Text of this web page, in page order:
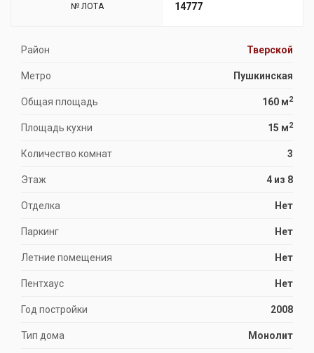
№ ЛОТА 14777
Район Тверской
Метро Пушкинская
Общая площадь 160 м2
Площадь кухни 15 м2
Количество комнат 3
Этаж 4 из 8
Отделка Нет
Паркинг Нет
Летние помещения Нет
Пентхаус Нет
Год постройки 2008
Тип дома Монолит